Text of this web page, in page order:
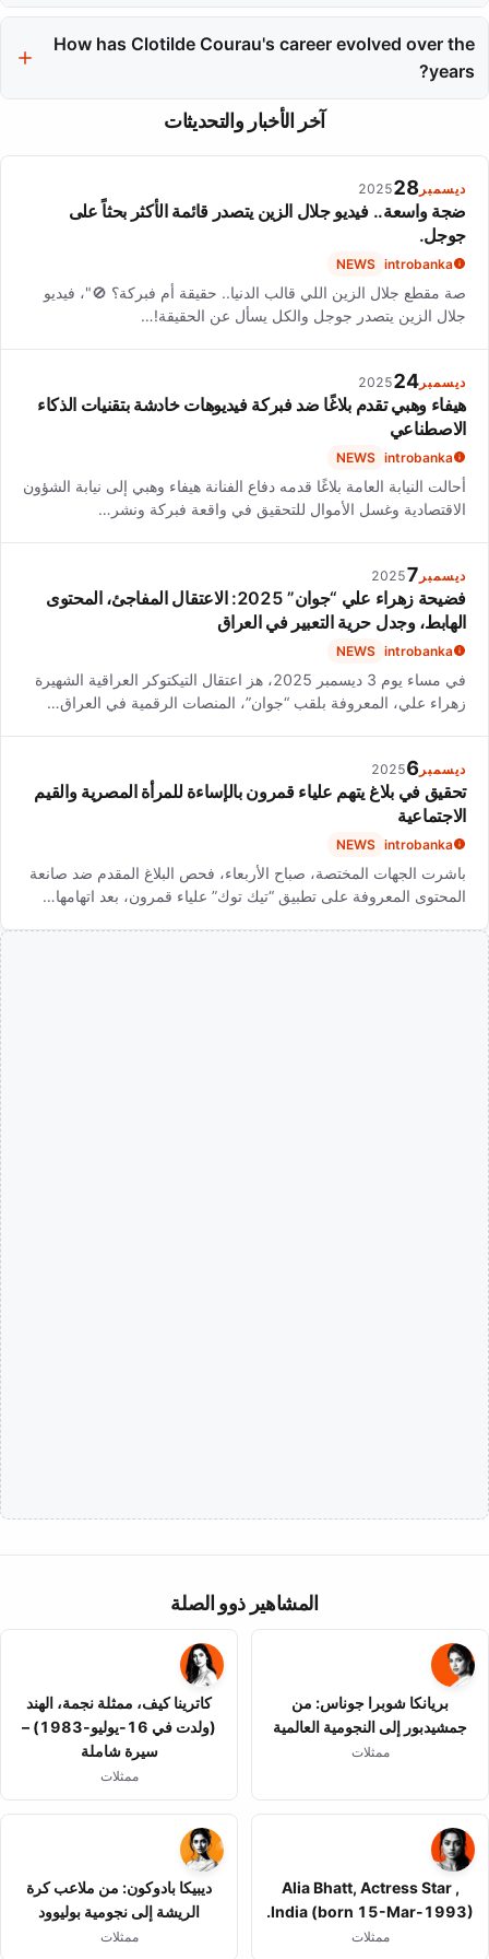
and Africa, provided her with a broad worldview that shaped
her artistic identity.
How has Clotilde Courau's career evolved over the
years?
Clotilde Courau's career has evolved from her César-winning
debut to diverse recent projects, illustrating her remarkable
آخر الأخبار والتحديثات
ديسمبر 28
2025
ضجة واسعة.. فيديو جلال الزين يتصدر قائمة الأكثر بحثاً على
جوجل.
introbanka
NEWS
صة مقطع جلال الزين اللي قالب الدنيا.. حقيقة أم فبركة؟ 🚫"، فيديو
جلال الزين يتصدر جوجل والكل يسأل عن الحقيقة!…
ديسمبر 24
2025
هيفاء وهبي تقدم بلاغًا ضد فبركة فيديوهات خادشة بتقنيات الذكاء
الاصطناعي
introbanka
NEWS
أحالت النيابة العامة بلاغًا قدمه دفاع الفنانة هيفاء وهبي إلى نيابة الشؤون
الاقتصادية وغسل الأموال للتحقيق في واقعة فبركة ونشر…
ديسمبر 7
2025
فضيحة زهراء علي “جوان” 2025: الاعتقال المفاجئ، المحتوى
الهابط، وجدل حرية التعبير في العراق
introbanka
NEWS
في مساء يوم 3 ديسمبر 2025، هز اعتقال التيكتوكر العراقية الشهيرة
زهراء علي، المعروفة بلقب “جوان”، المنصات الرقمية في العراق…
ديسمبر 6
2025
تحقيق في بلاغ يتهم علياء قمرون بالإساءة للمرأة المصرية والقيم
الاجتماعية
introbanka
NEWS
باشرت الجهات المختصة، صباح الأربعاء، فحص البلاغ المقدم ضد صانعة
المحتوى المعروفة على تطبيق “تيك توك” علياء قمرون، بعد اتهامها…
المشاهير ذوو الصلة
بريانكا شوبرا جوناس: من
جمشيدبور إلى النجومية العالمية
ممثلات
كاترينا كيف، ممثلة نجمة، الهند
(ولدت في 16-يوليو-1983) –
سيرة شاملة
ممثلات
Alia Bhatt, Actress Star ,
India (born 15-Mar-1993).
ممثلات
ديبيكا بادوكون: من ملاعب كرة
الريشة إلى نجومية بوليوود
ممثلات